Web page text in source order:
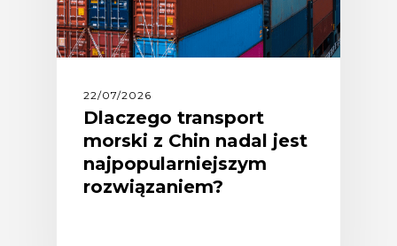
22/07/2026
Dlaczego transport
morski z Chin nadal jest
najpopularniejszym
rozwiązaniem?